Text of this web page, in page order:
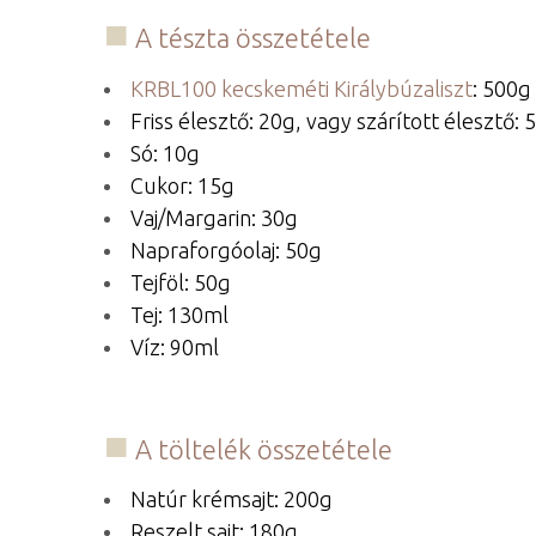
A tészta összetétele
KRBL100 kecskeméti Királybúzaliszt: 500g
Friss élesztő: 20g, vagy szárított élesztő:
Só: 10g
Cukor: 15g
Vaj/Margarin: 30g
Napraforgóolaj: 50g
Tejföl: 50g
Tej: 130ml
Víz: 90ml
A töltelék összetétele
Natúr krémsajt: 200g